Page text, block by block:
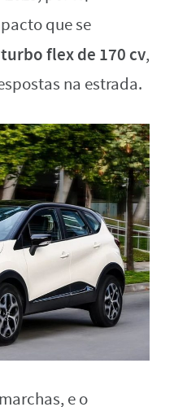
que se
flex de 170 cv,
na estrada.
e o